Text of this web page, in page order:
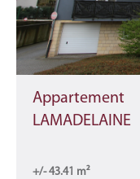
Appartement
LAMADELAINE
+/- 43.41 m²